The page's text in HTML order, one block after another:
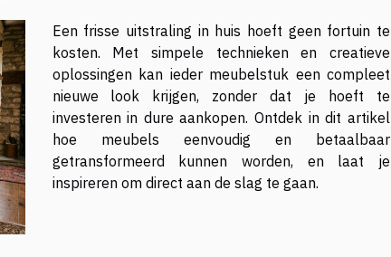
Een frisse uitstraling in huis hoeft geen fortuin te
kosten. Met simpele technieken en creatieve
oplossingen kan ieder meubelstuk een compleet
nieuwe look krijgen, zonder dat je hoeft te
investeren in dure aankopen. Ontdek in dit artikel
hoe meubels eenvoudig en betaalbaar
getransformeerd kunnen worden, en laat je
inspireren om direct aan de slag te gaan.